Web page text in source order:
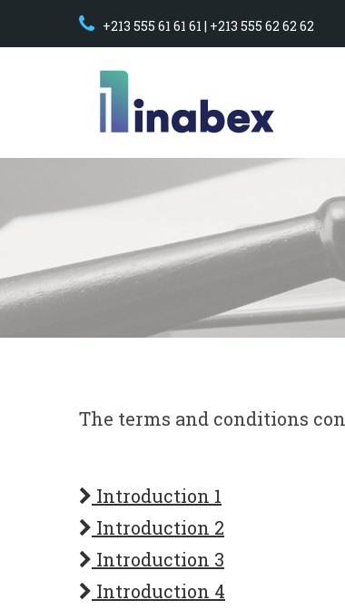
+213 555 61 61 61 | +213 555 62 62 62
The terms and conditions
Introduction 1
Introduction 2
Introduction 3
Introduction 4